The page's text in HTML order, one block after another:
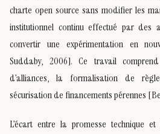
charte open source sans modifier les
institutionnel continu effectué par des
convertir une expérimentation en
Suddaby, 2006]. Ce travail
d’alliances, la formalisation de
sécurisation de financements pérennes
L’écart entre la promesse technique